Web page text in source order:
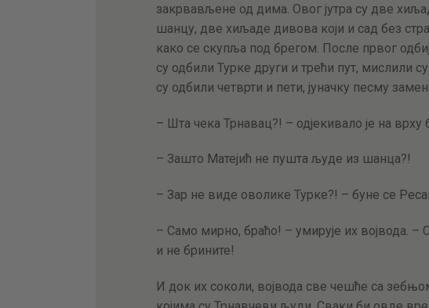
закрвављене од дима. Овог јутра су две
шанцу, две хиљаде дивова који и сад без
како се скупља под брегом. После првог
су одбили Турке други и трећи пут, мислили
су одбили четврти и пети, јуначку песму
– Шта чека Трнавац?! – одјекивало је на врху
– Зашто Матејић не пушта људе из шанца?!
– Зар не виде оволике Турке?! – буне се
– Само мирно, браћо! – умирује их војвода. –
и не брините!
И док их соколи, војвода све чешће са